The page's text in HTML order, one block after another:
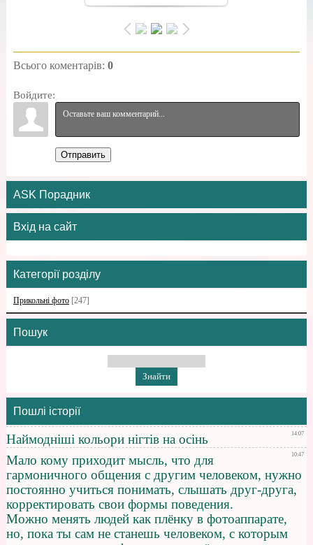
Всього коментарів: 0
Войдите:
Отправить
ASK Порадник
Вхід на сайт
Категорії розділу
Прикольні фото [247]
Пошук
Пошлі історії